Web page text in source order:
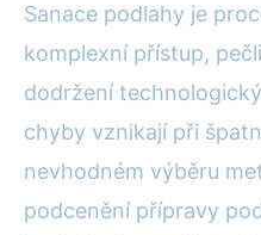
Sanace podlahy je
komplexní přístup,
dodržení
chyby vznikají při
nevhodném výběru
podcenění přípravy